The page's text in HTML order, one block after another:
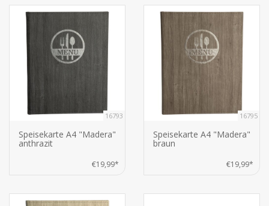
16793
Speisekarte A4 "Madera"
anthrazit
€19,99*
16795
Speisekarte A4 "Madera"
braun
€19,99*